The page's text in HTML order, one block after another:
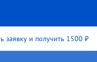
заявку и получить 1500 ₽